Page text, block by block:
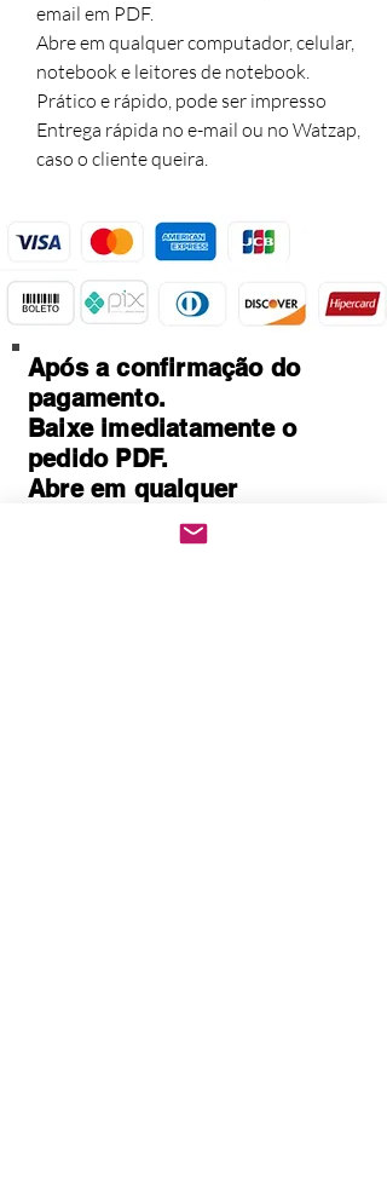
email em PDF.
Abre em qualquer computador, celular,
notebook e leitores de notebook.
Prático e rápido, pode ser impresso
Entrega rápida no e-mail ou no Watzap,
caso o cliente queira.
Após a confirmação do
pagamento.
Baixe imediatamente o
pedido PDF.
Abre em qualquer
computador, celular,
notebook e leitores de